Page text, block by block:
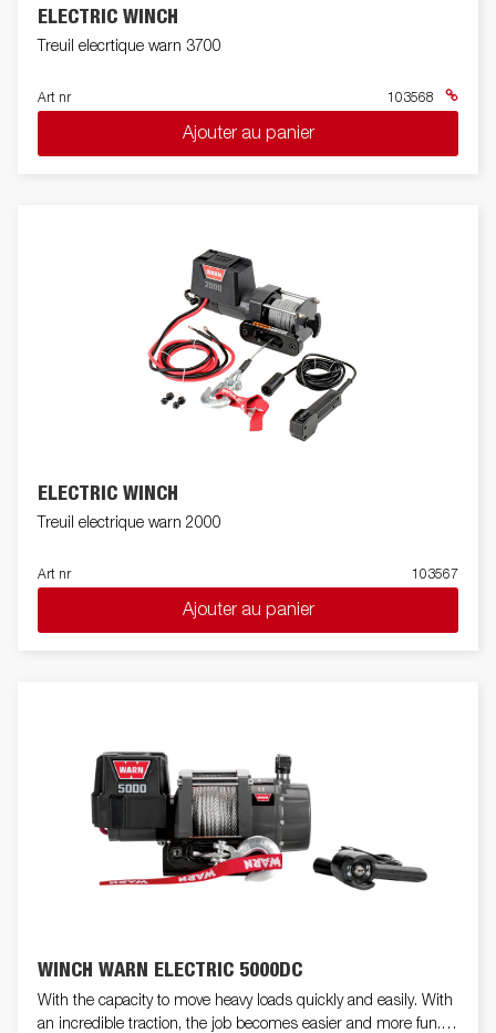
ELECTRIC WINCH
Treuil elecrtique warn 3700
Art nr 103568
Ajouter au panier
ELECTRIC WINCH
Treuil electrique warn 2000
Art nr 103567
Ajouter au panier
WINCH WARN ELECTRIC 5000DC
With the capacity to move heavy loads quickly and easily. With
an incredible traction, the job becomes easier and more fun.